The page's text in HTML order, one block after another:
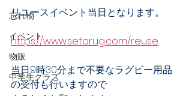
忘れ物
イベント
物販
中学生クラス
リユースイベント当日となります。
https://www.setorug.com/reuse
当日9時30分まで不要なラグビー用品
の受付も行いますので